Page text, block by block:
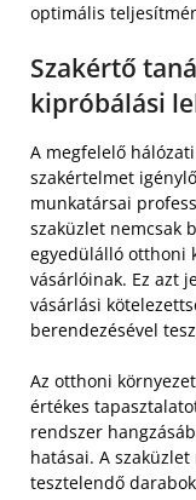
optimális
Szakértő
kipróbálási
A megfelelő
szakértelmet
munkatársai
szaküzlet nemcsak
egyedülálló otthoni
vásárlóinak. Ez azt
vásárlási
berendezésével
Az otthoni
értékes
rendszer
hatásai. A
tesztelendő